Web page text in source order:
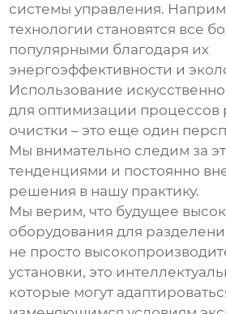
системы управления.
технологии становятся все
популярными благодаря их
энергоэффективности и
Использование
для оптимизации процессов
очистки – это еще один
Мы внимательно следим за
тенденциями и постоянно
решения в нашу практику.
Мы верим, что будущее
оборудования для
не просто
установки, это
которые могут